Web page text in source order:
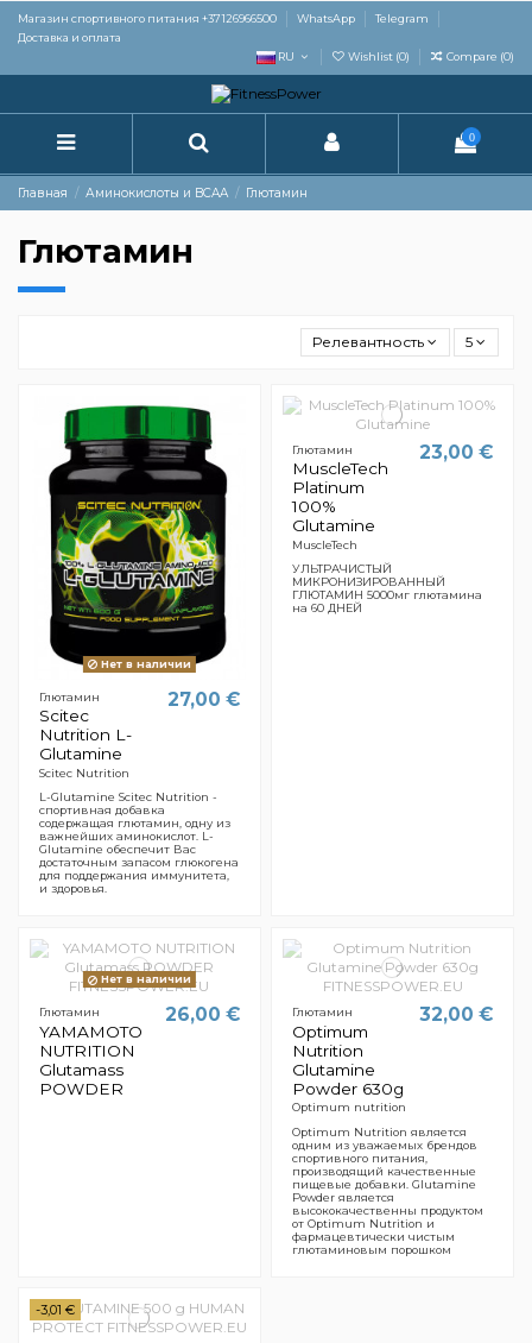
Магазин спортивного питания +37126966500 WhatsApp
Telegram
Доставка и оплата
RU
Wishlist (0) Compare (0)
0
Главная Аминокислоты и BCAA Глютамин
Глютамин
Релевантность 5
Нет в наличии
Глютамин
Scitec
Nutrition L-
Glutamine
Scitec Nutrition
27,00 €
L-Glutamine Scitec Nutrition -
спортивная добавка
содержащая глютамин, одну из
важнейших аминокислот. L-
Glutamine обеспечит Вас
достаточным запасом глюкогена
для поддержания иммунитета,
и здоровья.
Глютамин
MuscleTech
Platinum
100%
Glutamine
MuscleTech
23,00 €
УЛЬТРАЧИСТЫЙ
МИКРОНИЗИРОВАННЫЙ
ГЛЮТАМИН 5000мг глютамина
на 60 ДНЕЙ
Нет в наличии
Глютамин
YAMAMOTO
NUTRITION
Glutamass
POWDER
26,00 € Глютамин
Optimum
Nutrition
Glutamine
Powder 630g
Optimum nutrition
32,00 €
Optimum Nutrition является
одним из уважаемых брендов
спортивного питания,
производящий качественные
пищевые добавки. Glutamine
Powder является
высококачественны продуктом
от Optimum Nutrition и
фармацевтически чистым
глютаминовым порошком
-3,01 €